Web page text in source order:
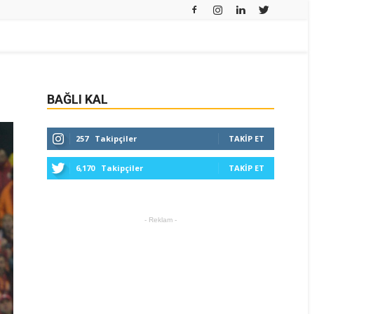
BAĞLI KAL
257 Takipçiler TAKIP ET
6,170 Takipçiler TAKIP ET
- Reklam -